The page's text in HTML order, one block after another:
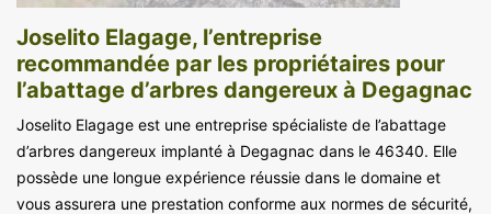
Joselito Elagage, l’entreprise
recommandée par les propriétaires pour
l’abattage d’arbres dangereux à Degagnac
Joselito Elagage est une entreprise spécialiste de l’abattage
d’arbres dangereux implanté à Degagnac dans le 46340. Elle
possède une longue expérience réussie dans le domaine et
vous assurera une prestation conforme aux normes de sécurité,